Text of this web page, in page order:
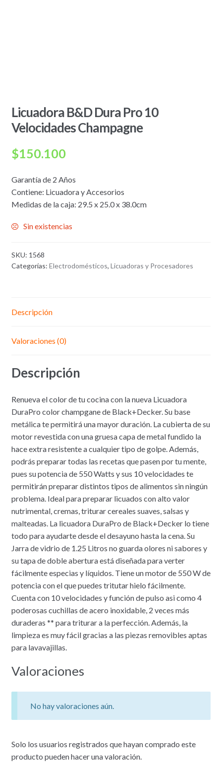
Licuadora B&D Dura Pro 10
Velocidades Champagne
$150.100
Garantía de 2 Años
Contiene: Licuadora y Accesorios
Medidas de la caja: 29.5 x 25.0 x 38.0cm
Sin existencias
SKU: 1568
Categorías: Electrodomésticos, Licuadoras y Procesadores
Descripción
Valoraciones (0)
Descripción
Renueva el color de tu cocina con la nueva Licuadora
DuraPro color champgane de Black+Decker. Su base
metálica te permitirá una mayor duración. La cubierta de su
motor revestida con una gruesa capa de metal fundido la
hace extra resistente a cualquier tipo de golpe. Además,
podrás preparar todas las recetas que pasen por tu mente,
pues su potencia de 550 Watts y sus 10 velocidades te
permitirán preparar distintos tipos de alimentos sin ningún
problema. Ideal para preparar licuados con alto valor
nutrimental, cremas, triturar cereales suaves, salsas y
malteadas. La licuadora DuraPro de Black+Decker lo tiene
todo para ayudarte desde el desayuno hasta la cena. Su
Jarra de vidrio de 1.25 Litros no guarda olores ni sabores y
su tapa de doble abertura está diseñada para verter
fácilmente especias y líquidos. Tiene un motor de 550 W de
potencia con el que puedes tritutar hielo fácilmente.
Cuenta con 10 velocidades y función de pulso asi como 4
poderosas cuchillas de acero inoxidable, 2 veces más
duraderas ** para triturar a la perfección. Además, la
limpieza es muy fácil gracias a las piezas removibles aptas
para lavavajillas.
Valoraciones
No hay valoraciones aún.
Solo los usuarios registrados que hayan comprado este
producto pueden hacer una valoración.